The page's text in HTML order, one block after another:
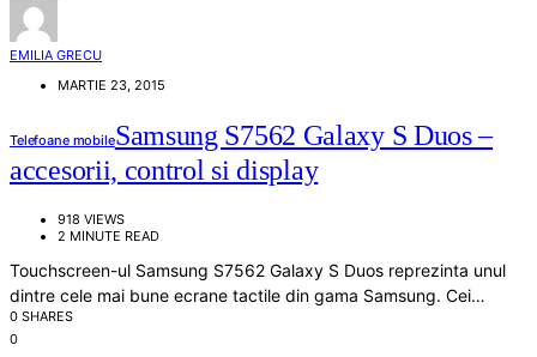
EMILIA GRECU
MARTIE 23, 2015
Telefoane mobileSamsung S7562 Galaxy S Duos –
accesorii, control si display
918 VIEWS
2 MINUTE READ
Touchscreen-ul Samsung S7562 Galaxy S Duos reprezinta unul
dintre cele mai bune ecrane tactile din gama Samsung. Cei…
0 SHARES
0